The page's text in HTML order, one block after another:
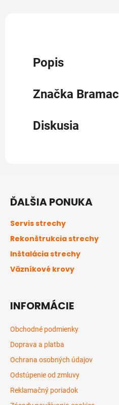
Popis
Značka Bramac
Diskusia
ĎALŠIA PONUKA
Servis strechy
Rekonštrukcia strechy
Inštalácia strechy
Väzníkové krovy
INFORMÁCIE
Obchodné podmienky
Doprava a platba
Ochrana osobných údajov
Odstúpenie od zmluvy
Reklamačný poriadok